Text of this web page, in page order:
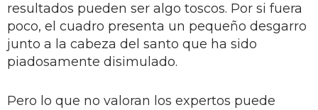
resultados pueden ser algo toscos. Por si fuera
poco, el cuadro presenta un pequeño desgarro
junto a la cabeza del santo que ha sido
piadosamente disimulado.
Pero lo que no valoran los expertos puede